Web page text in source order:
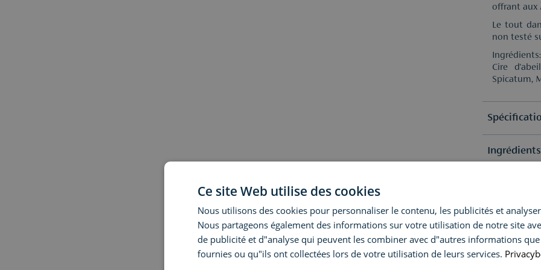
offrant aux
Le tout
non testé
Ingrédients:
Cire
Spicatum,
Type de
Ingrédients
Alcohol
Citral,
En raison
vérifier la
obtenir les
(1)
5
Questions
Avez-vous
Livraison &
Ce site Web utilise des cookies
Nous utilisons des cookies pour personnaliser le contenu, les publicités et
Nous partageons également des informations sur votre utilisation de notre site
de publicité et d"analyse qui peuvent les combiner avec d"autres informations
fournies ou qu"ils ont collectées lors de votre utilisation de leurs services.